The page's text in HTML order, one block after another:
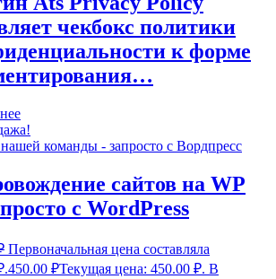
чекбокс политики
к форме
сайтов на WP
с WordPress
Первоначальная цена составляла
450.00 ₽Текущая цена: 450.00 ₽. В